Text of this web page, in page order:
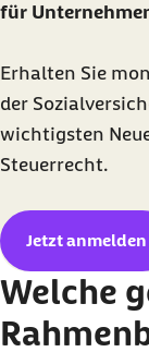
für
Erhalten Sie
der
wichtigsten
Steuerrecht.
Jetzt anmelden
Welche